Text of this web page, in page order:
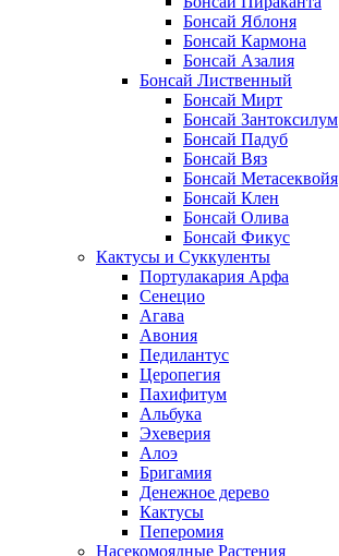
Бонсай Яблоня
Бонсай Кармона
Бонсай Азалия
Бонсай Лиственный
Бонсай Мирт
Бонсай Зантоксилум
Бонсай Падуб
Бонсай Вяз
Бонсай Метасеквойя
Бонсай Клен
Бонсай Олива
Бонсай Фикус
Кактусы и Суккуленты
Портулакария Арфа
Сенецио
Агава
Авония
Педилантус
Церопегия
Пахифитум
Альбука
Эхеверия
Алоэ
Бригамия
Денежное дерево
Кактусы
Пеперомия
Насекомоядные Растения